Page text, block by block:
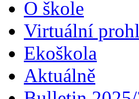
O škole
Virtuální
Ekoškola
Aktuálně